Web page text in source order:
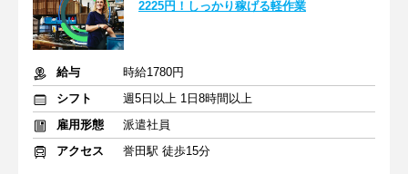
2225円！しっかり稼げる軽作業
給与
時給1780円
シフト
週5日以上 1日8時間以上
雇用形態
派遣社員
アクセス
誉田駅 徒歩15分